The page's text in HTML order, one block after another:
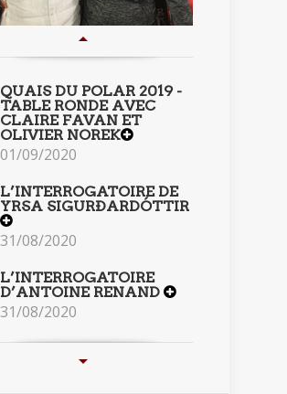
QUAIS DU POLAR 2019 -
TABLE RONDE AVEC
CLAIRE FAVAN ET
OLIVIER NOREK
01/09/2020
L’INTERROGATOIRE DE
YRSA SIGURÐARDÓTTIR
31/08/2020
L’INTERROGATOIRE
D’ANTOINE RENAND
31/08/2020